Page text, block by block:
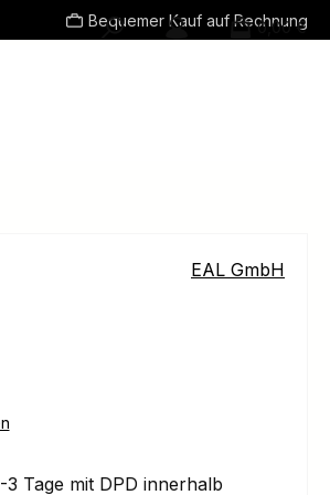
Bequemer Kauf auf Rechnung
0,00 €
EAL GmbH
Tage mit DPD innerhalb